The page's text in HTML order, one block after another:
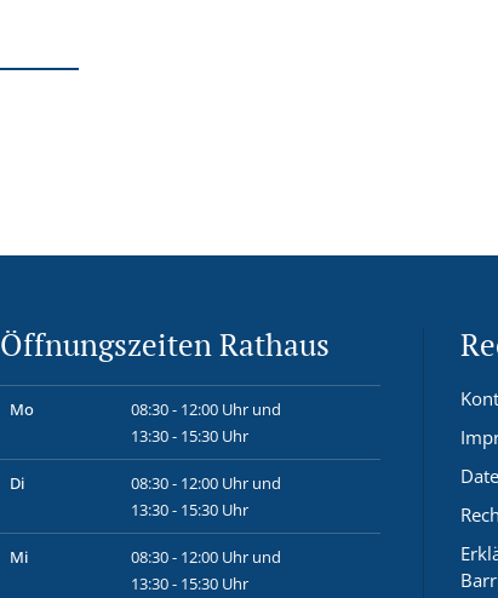
Öffnungszeiten Rathaus
Mo
08:30 - 12:00 Uhr und
13:30 - 15:30 Uhr
Di
08:30 - 12:00 Uhr und
13:30 - 15:30 Uhr
Mi
08:30 - 12:00 Uhr und
13:30 - 15:30 Uhr